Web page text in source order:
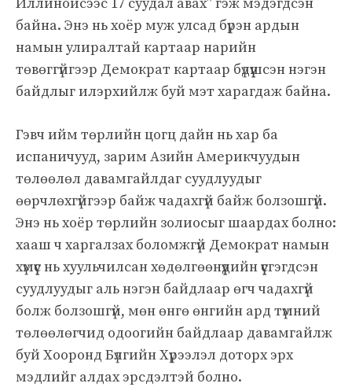
байна. Энэ нь хоёр муж улсад бүрэн ардын
намын улиралтай картаар нарийн
төвөггүйгээр Демократ картаар бүдүүшсэн нэгэн
байдлыг илэрхийлж буй мэт харагдаж байна.
Гэвч ийм төрлийн цогц дайн нь хар ба
испаничууд, зарим Азийн Америкчуудын
төлөөлөл давамгайлдаг суудлуудыг
өөрчлөхгүйгээр байж чадахгүй байж болзошгүй.
Энэ нь хоёр төрлийн золиосыг шаардах болно:
хааш ч харгалзах боломжгүй Демократ намын
хүмүүс нь хуульчилсан хөдөлгөөнүүдийн үүсгэгдсэн
суудлуудыг аль нэгэн байдлаар өгч чадахгүй
болж болзошгүй, мөн өнгө өнгийн ард түмний
төлөөлөгчид одоогийн байдлаар давамгайлж
буй Хооронд Бүлгийн Хүрээлэл доторх эрх
мэдлийг алдах эрсдэлтэй болно.